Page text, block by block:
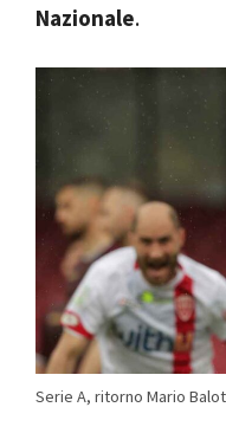
Nazionale.
Serie A, ritorno Mario